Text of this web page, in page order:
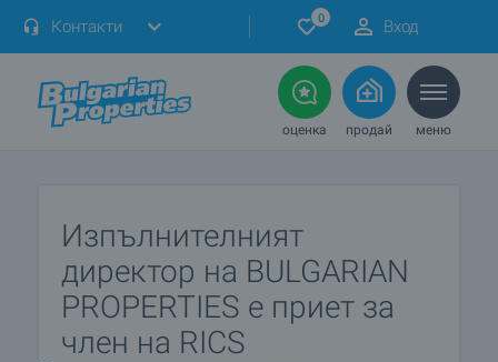
Контакти 0 Вход
оценка продай меню
Изпълнителният
директор на BULGARIAN
PROPERTIES е приет за
член на RICS